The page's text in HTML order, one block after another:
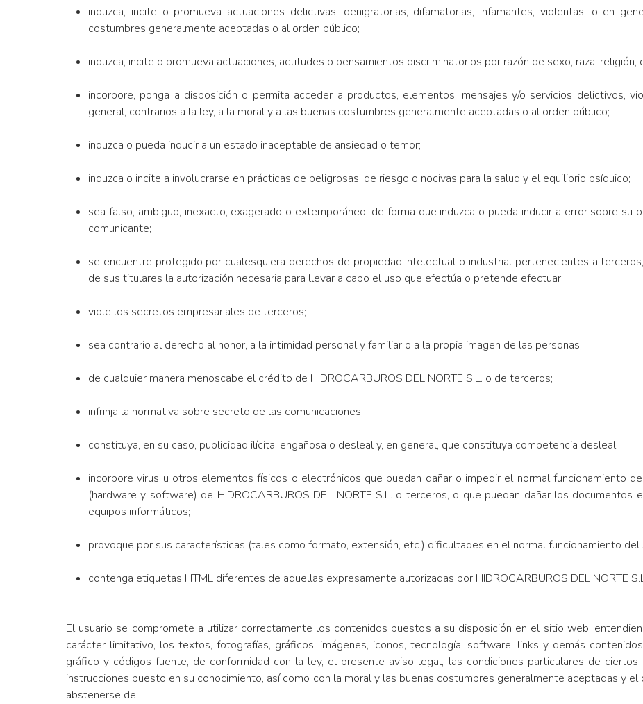
induzca, incite o promueva actuaciones delictivas, denigratorias, difamatorias, infamantes, violentas, o en
costumbres generalmente aceptadas o al orden público;
induzca, incite o promueva actuaciones, actitudes o pensamientos discriminatorios por razón de sexo, raza, religión,
incorpore, ponga a disposición o permita acceder a productos, elementos, mensajes y/o servicios delictivos,
general, contrarios a la ley, a la moral y a las buenas costumbres generalmente aceptadas o al orden público;
induzca o pueda inducir a un estado inaceptable de ansiedad o temor;
induzca o incite a involucrarse en prácticas de peligrosas, de riesgo o nocivas para la salud y el equilibrio psíquico;
sea falso, ambiguo, inexacto, exagerado o extemporáneo, de forma que induzca o pueda inducir a error sobre
comunicante;
se encuentre protegido por cualesquiera derechos de propiedad intelectual o industrial pertenecientes a
de sus titulares la autorización necesaria para llevar a cabo el uso que efectúa o pretende efectuar;
viole los secretos empresariales de terceros;
sea contrario al derecho al honor, a la intimidad personal y familiar o a la propia imagen de las personas;
de cualquier manera menoscabe el crédito de HIDROCARBUROS DEL NORTE S.L. o de terceros;
infrinja la normativa sobre secreto de las comunicaciones;
constituya, en su caso, publicidad ilícita, engañosa o desleal y, en general, que constituya competencia desleal;
incorpore virus u otros elementos físicos o electrónicos que puedan dañar o impedir el normal funcionamiento
(hardware y software) de HIDROCARBUROS DEL NORTE S.L. o terceros, o que puedan dañar los documentos
equipos informáticos;
provoque por sus características (tales como formato, extensión, etc.) dificultades en el normal funcionamiento del
contenga etiquetas HTML diferentes de aquellas expresamente autorizadas por HIDROCARBUROS DEL NORTE
El usuario se compromete a utilizar correctamente los contenidos puestos a su disposición en el sitio web,
carácter limitativo, los textos, fotografías, gráficos, imágenes, iconos, tecnología, software, links y demás
gráfico y códigos fuente, de conformidad con la ley, el presente aviso legal, las condiciones particulares de
instrucciones puesto en su conocimiento, así como con la moral y las buenas costumbres generalmente aceptadas y
abstenerse de: